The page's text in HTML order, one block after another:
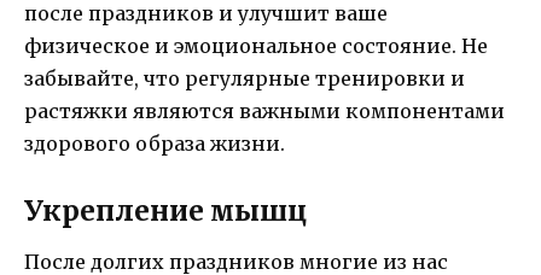
после праздников и улучшит ваше
физическое и эмоциональное состояние. Не
забывайте, что регулярные тренировки и
растяжки являются важными компонентами
здорового образа жизни.
Укрепление мышц
После долгих праздников многие из нас